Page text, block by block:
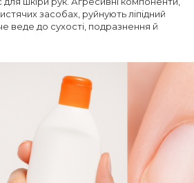
засобах, руйнують ліпідний
веде до сухості, подразнення й